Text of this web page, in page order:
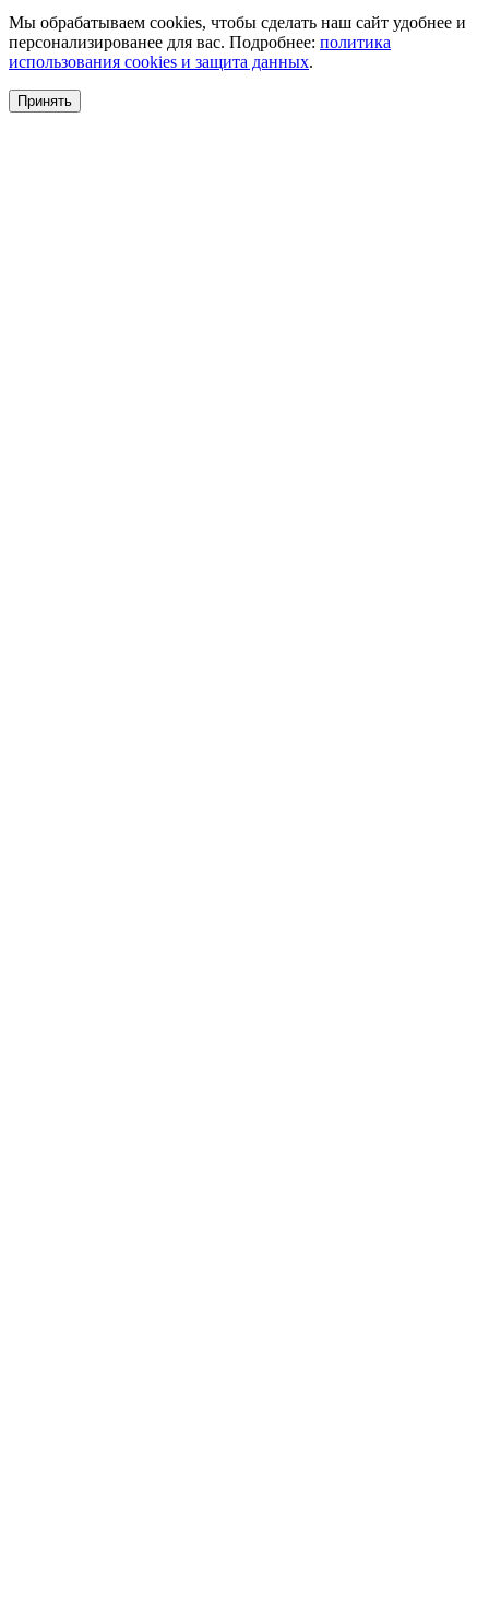
Мы обрабатываем cookies, чтобы сделать наш сайт удобнее и
персонализированее для вас. Подробнее: политика
использования cookies и защита данных.
Принять